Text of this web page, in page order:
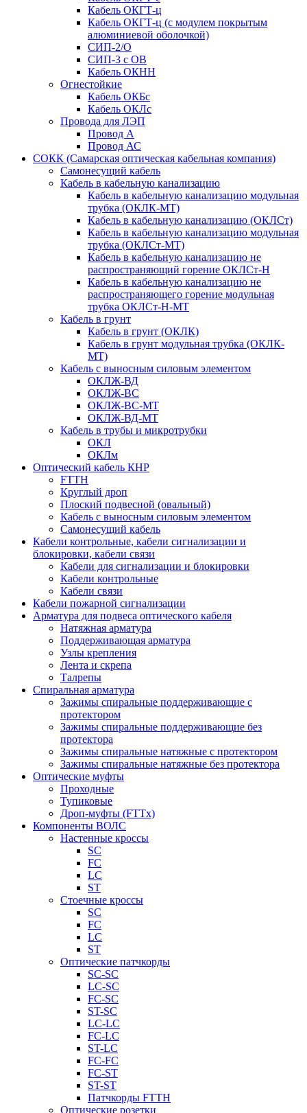
Кабель ОКГТ-ц
Кабель ОКГТ-ц (с модулем покрытым
алюминиевой оболочкой)
СИП-2/О
СИП-3 с ОВ
Кабель ОКНН
Огнестойкие
Кабель ОКБc
Кабель ОКЛc
Провода для ЛЭП
Провод А
Провод АС
СОКК (Самарская оптическая кабельная компания)
Самонесущий кабель
Кабель в кабельную канализацию
Кабель в кабельную канализацию модульная
трубка (ОКЛК-МТ)
Кабель в кабельную канализацию (ОКЛСт)
Кабель в кабельную канализацию модульная
трубка (ОКЛСт-МТ)
Кабель в кабельную канализацию не
распространяющий горение ОКЛСт-Н
Кабель в кабельную канализацию не
распространяющего горение модульная
трубка ОКЛСт-Н-МТ
Кабель в грунт
Кабель в грунт (ОКЛК)
Кабель в грунт модульная трубка (ОКЛК-
МТ)
Кабель с выносным силовым элементом
ОКЛЖ-ВД
ОКЛЖ-ВС
ОКЛЖ-ВС-МТ
ОКЛЖ-ВД-МТ
Кабель в трубы и микротрубки
ОКЛ
ОКЛм
Оптический кабель КНР
FTTH
Круглый дроп
Плоский подвесной (овальный)
Кабель с выносным силовым элементом
Самонесущий кабель
Кабели контрольные, кабели сигнализации и
блокировки, кабели связи
Кабели для сигнализации и блокировки
Кабели контрольные
Кабели связи
Кабели пожарной сигнализации
Арматура для подвеса оптического кабеля
Натяжная арматура
Поддерживающая арматура
Узлы крепления
Лента и скрепа
Талрепы
Спиральная арматура
Зажимы спиральные поддерживающие с
протектором
Зажимы спиральные поддерживающие без
протектора
Зажимы спиральные натяжные с протектором
Зажимы спиральные натяжные без протектора
Оптические муфты
Проходные
Тупиковые
Дроп-муфты (FTTx)
Компоненты ВОЛС
Настенные кроссы
SC
FC
LC
ST
Стоечные кроссы
SC
FC
LC
ST
Оптические патчкорды
SC-SC
LC-SC
FC-SC
ST-SC
LC-LC
FC-LC
ST-LC
FC-FC
FC-ST
ST-ST
Патчкорды FTTH
Оптические розетки